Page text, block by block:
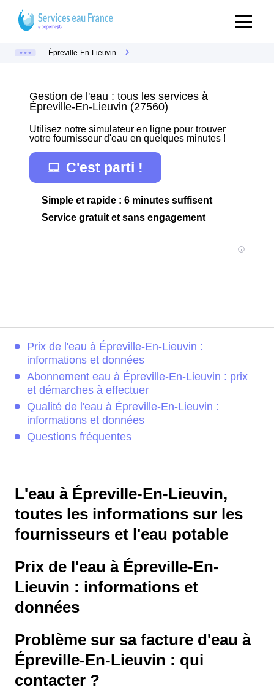
Épreville-En-Lieuvin
Gestion de l'eau : tous les services à
Épreville-En-Lieuvin (27560)
Utilisez notre simulateur en ligne pour trouver
votre fournisseur d'eau en quelques minutes !
C'est parti !
Simple et rapide : 6 minutes suffisent
Service gratuit et sans engagement
Prix de l'eau à Épreville-En-Lieuvin :
informations et données
Abonnement eau à Épreville-En-Lieuvin : prix
et démarches à effectuer
Qualité de l'eau à Épreville-En-Lieuvin :
informations et données
Questions fréquentes
L'eau à Épreville-En-Lieuvin,
toutes les informations sur les
fournisseurs et l'eau potable
Prix de l'eau à Épreville-En-
Lieuvin : informations et
données
Problème sur sa facture d'eau à
Épreville-En-Lieuvin : qui
contacter ?